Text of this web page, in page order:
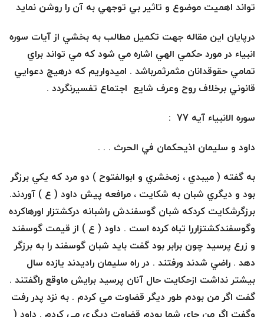
تواند اهميت موضوع و تاثير بي توجهي به آن را روشن نمايد
درپايان اين مقاله جهت تكميل مطالب به بخشي از آيات سوره
انبياء در مورد حكمي الهي اشاره مي شود كه مي تواند براي
تمامي حقوقدانان مثمرثمرباشد . اميدواريم كه درهيچ دعوايي
قانوني برخلاف روح وعرف شايع اجتماع تفسيرنگردد .
سوره الانبياء آيه 77 :
داود و سليمان اذيحكمان في الحرث . . .
به گفته ( ميبدي ، زمخشري و ابوالفتوح ) دو مرد كه يكي برزگر
بود و ديگري شبان به شكايت ، مرافعه پيش داود ( ع ) آوردند.
برزگرشكايت كردكه شبان گوسفندش راشبانه دركشتزار اورهاكرده
وگوسفندكشتزاررا تباه كرده است . داود ( ع ) از قيمت گوسفند
و زرع پرسيد چون برابر بود گفت بايد شبان گوسفند را به برزگر
دهد . راضي شدند ورفتند . در راه سليمان راديدند يازده سال
بيشتر نداشت ازحكايت حال آنان پرسيد برايش ماوقع راگفتند .
گفت اگر من بودم طور ديگر قضاوت مي كردم . به نزد پدر رفت